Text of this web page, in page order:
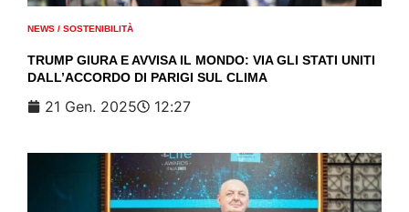
NEWS / SOSTENIBILITÀ
TRUMP GIURA E AVVISA IL MONDO: VIA GLI STATI UNITI
DALL’ACCORDO DI PARIGI SUL CLIMA
21 Gen. 2025 12:27